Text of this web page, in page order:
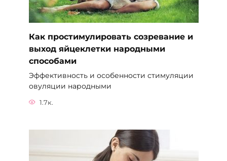
Как простимулировать созревание и
выход яйцеклетки народными
способами
Эффективность и особенности стимуляции
овуляции народными
1.7к.